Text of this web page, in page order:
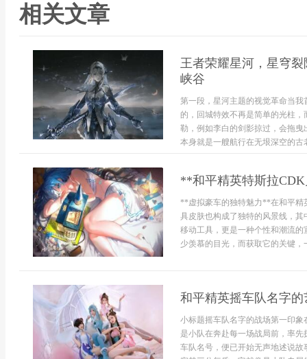
相关文章
王者荣耀星河，星穹
峡谷
第一段，星河主题的视觉革命当
的，回城特效不再是简单的光柱
勒，例如李白的剑影掠过，会拖
本身就是一艘航行在无垠深空的古
**和平精英特斯拉
**虚拟豪车的独特魅力**在和平精
具皮肤也构成了独特的风景线，
移动工具，更是一种个性和潮流
少羡慕的目光，而获取它的关键
和平精英摇车队名字
小标题摇车队名字的战场第一印
是小队在奔赴每一场战局前，率
车队名号，便已开始无声地述说